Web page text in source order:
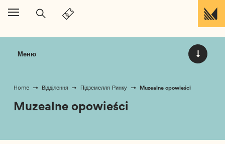
Перейти до вмісту
Меню
Home Відділення Підземелля Ринку Muzealne opowieści
Muzealne opowieści